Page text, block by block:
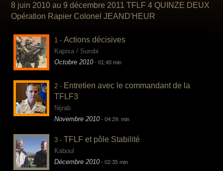
8 juin 2010 au 9 décembre 2011 TFLF 4 QUINZE DEUX
Opération Rapier Colonel JEAND'HEUR
1 -Actions décisives
Kapisa / Surobi
Octobre 2010 - 01:40 min
2 - Entretien avec le commandant de la
TFLF3
Nijrab
Novembre 2010 - 04:29: min
3 - TFLF et pôle Stabilité
Kaboul
Décembre 2010 - 02:35 min